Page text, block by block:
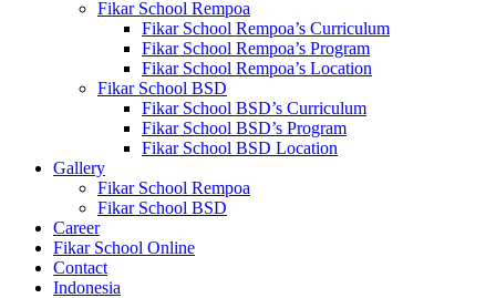
Fikar School Rempoa
Fikar School Rempoa’s Curriculum
Fikar School Rempoa’s Program
Fikar School Rempoa’s Location
Fikar School BSD
Fikar School BSD’s Curriculum
Fikar School BSD’s Program
Fikar School BSD Location
Gallery
Fikar School Rempoa
Fikar School BSD
Career
Fikar School Online
Contact
Indonesia